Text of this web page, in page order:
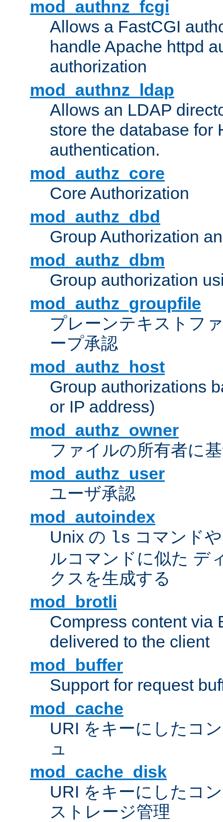
mod_authnz_fcgi
Allows a FastCGI
handle Apache httpd
authorization
mod_authnz_ldap
Allows an LDAP
store the database for
authentication.
mod_authz_core
Core Authorization
mod_authz_dbd
Group Authorization
mod_authz_dbm
Group authorization
mod_authz_groupfile
プレーンテキストフ
ープ承認
mod_authz_host
Group authorizations
or IP address)
mod_authz_owner
ファイルの所有者に
mod_authz_user
ユーザ承認
mod_autoindex
Unix の ls コマンド
ルコマンドに似た デ
クスを生成する
mod_brotli
Compress content via
delivered to the client
mod_buffer
Support for request
mod_cache
URI をキーにしたコ
ュ
mod_cache_disk
URI をキーにしたコ
ストレージ管理